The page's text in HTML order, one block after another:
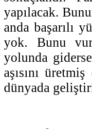
yapılacak.
anda başarılı
yok. Bunu
yolunda
aşısını
dünyada